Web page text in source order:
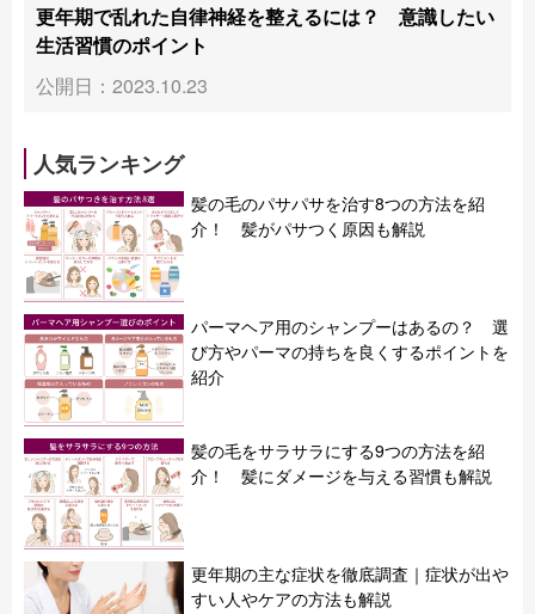
更年期で乱れた自律神経を整えるには？ 意識したい
生活習慣のポイント
公開日：2023.10.23
人気ランキング
髪の毛のパサパサを治す8つの方法を紹
介！ 髪がパサつく原因も解説
パーマヘア用のシャンプーはあるの？ 選
び方やパーマの持ちを良くするポイントを
紹介
髪の毛をサラサラにする9つの方法を紹
介！ 髪にダメージを与える習慣も解説
更年期の主な症状を徹底調査｜症状が出や
すい人やケアの方法も解説